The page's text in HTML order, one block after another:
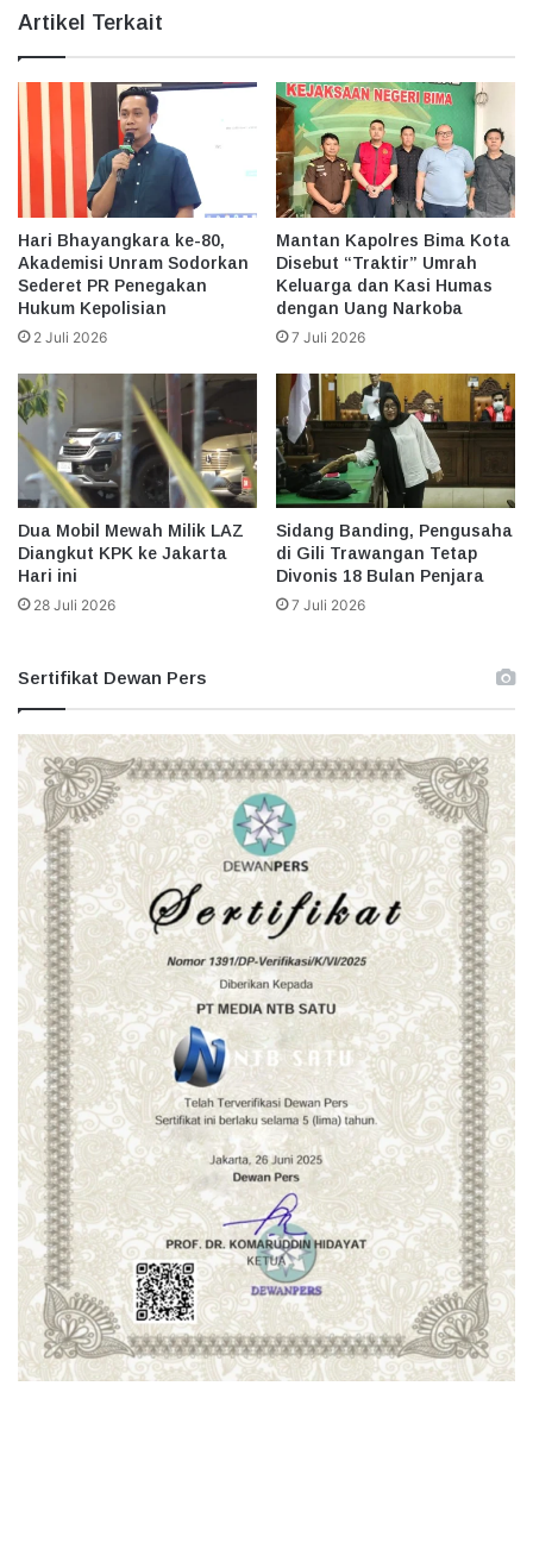
Artikel Terkait
Hari Bhayangkara ke-80,
Akademisi Unram Sodorkan
Sederet PR Penegakan
Hukum Kepolisian
2 Juli 2026
Mantan Kapolres Bima Kota
Disebut “Traktir” Umrah
Keluarga dan Kasi Humas
dengan Uang Narkoba
7 Juli 2026
Dua Mobil Mewah Milik LAZ
Diangkut KPK ke Jakarta
Hari ini
28 Juli 2026
Sidang Banding, Pengusaha
di Gili Trawangan Tetap
Divonis 18 Bulan Penjara
7 Juli 2026
Sertifikat Dewan Pers